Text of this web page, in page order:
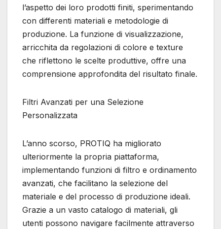
l’aspetto dei loro prodotti finiti, sperimentando
con differenti materiali e metodologie di
produzione. La funzione di visualizzazione,
arricchita da regolazioni di colore e texture
che riflettono le scelte produttive, offre una
comprensione approfondita del risultato finale.
Filtri Avanzati per una Selezione
Personalizzata
L’anno scorso, PROTIQ ha migliorato
ulteriormente la propria piattaforma,
implementando funzioni di filtro e ordinamento
avanzati, che facilitano la selezione del
materiale e del processo di produzione ideali.
Grazie a un vasto catalogo di materiali, gli
utenti possono navigare facilmente attraverso